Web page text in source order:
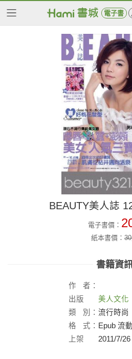
電子書
BEAUTY美人誌
電子書價：
紙本書價： 30
書籍資
作
者：
出版
社：
美人文化
類
別： 流行時尚
格
式： Epub 流
上架
2011/7/26